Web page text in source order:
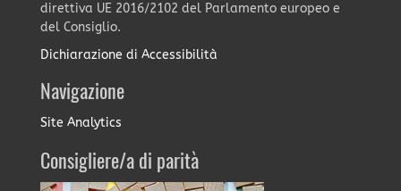
direttiva UE 2016/2102 del Parlamento europeo e
del Consiglio.
Dichiarazione di Accessibilità
Navigazione
Site Analytics
Consigliere/a di parità